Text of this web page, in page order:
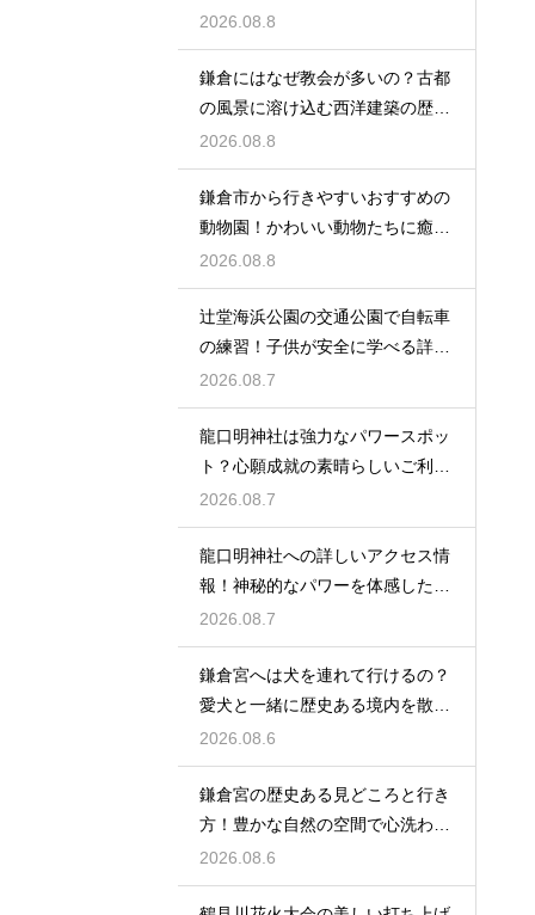
日のレビュー
2026.08.8
鎌倉にはなぜ教会が多いの？古都
の風景に溶け込む西洋建築の歴史
と謎に迫る
2026.08.8
鎌倉市から行きやすいおすすめの
動物園！かわいい動物たちに癒さ
れる休日
2026.08.8
辻堂海浜公園の交通公園で自転車
の練習！子供が安全に学べる詳細
レビュー
2026.08.7
龍口明神社は強力なパワースポッ
ト？心願成就の素晴らしいご利益
を授かる
2026.08.7
龍口明神社への詳しいアクセス情
報！神秘的なパワーを体感した詳
細レビュー
2026.08.7
鎌倉宮へは犬を連れて行けるの？
愛犬と一緒に歴史ある境内を散策
するコツ
2026.08.6
鎌倉宮の歴史ある見どころと行き
方！豊かな自然の空間で心洗われ
る時間
2026.08.6